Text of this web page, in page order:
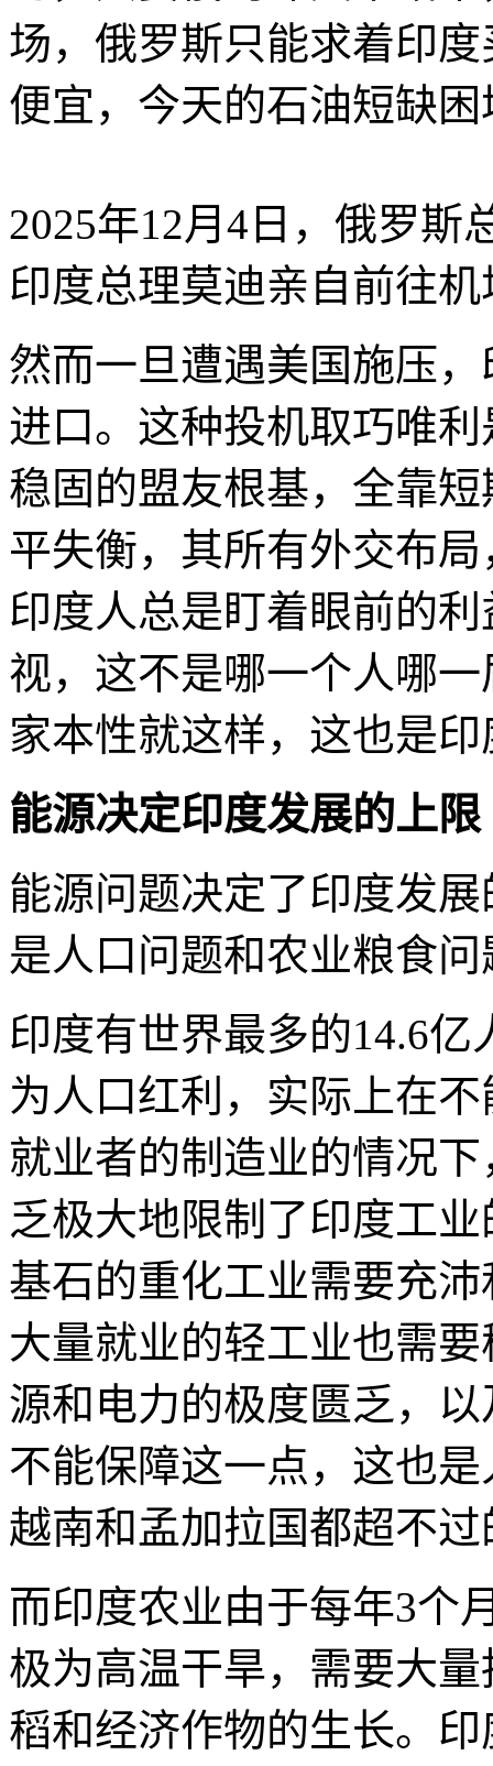
场，俄罗斯只能求着印
便宜，今天的石油短缺
2025年12月4日，俄罗斯
印度总理莫迪亲自前往
然而一旦遭遇美国施压
进口。这种投机取巧唯
稳固的盟友根基，全靠
平失衡，其所有外交布
印度人总是盯着眼前的
视，这不是哪一个人哪
家本性就这样，这也是
能源决定印度发展的上限
能源问题决定了印度发
是人口问题和农业粮食问
印度有世界最多的14.6
为人口红利，实际上在
就业者的制造业的情况
乏极大地限制了印度工
基石的重化工业需要充
大量就业的轻工业也需
源和电力的极度匮乏，
不能保障这一点，这也
越南和孟加拉国都超不
而印度农业由于每年3个
极为高温干旱，需要大
稻和经济作物的生长。